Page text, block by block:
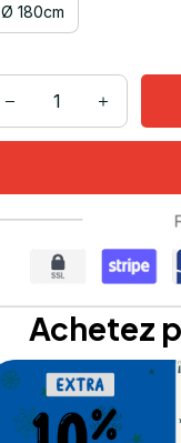
Ø 180cm
Achetez